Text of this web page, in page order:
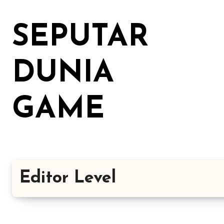
kontenSEPUTAR
DUNIA
GAME
Editor Level